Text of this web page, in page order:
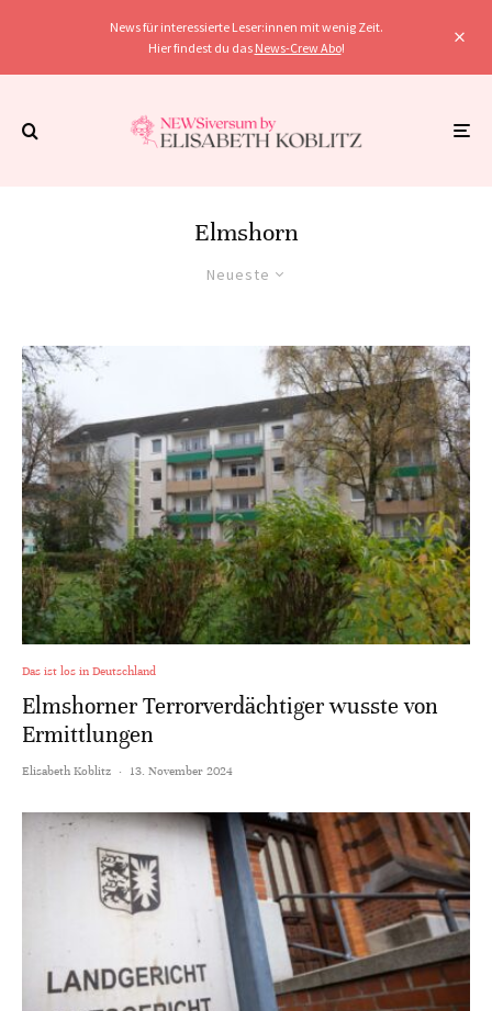
News für interessierte Leser:innen mit wenig Zeit.
Hier findest du das News-Crew Abo!
Elmshorn
Neueste
Das ist los in Deutschland
Elmshorner Terrorverdächtiger wusste von
Ermittlungen
Elisabeth Koblitz · 13. November 2024